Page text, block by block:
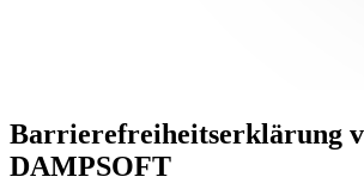
Barrierefreiheitserklärung
DAMPSOFT